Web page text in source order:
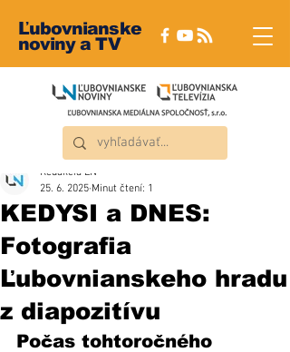
Ľubovnianske
noviny a TV
KEDYSI a DNES:
Fotografia
Ľubovnianskeho hradu
z diapozitívu
Redakcia ĽN
25. 6. 2025 Minut čtení: 1
Počas tohtoročného